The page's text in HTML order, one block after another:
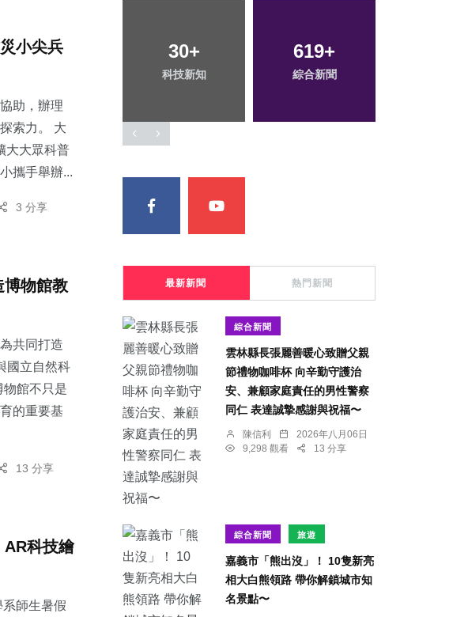
小尖兵
助，辦理
索力。 大
大大眾科普
攜手舉辦...
3 分享
博物館教
共同打造
國立自然科
館不只是
的重要基
13 分享
AR科技繪
系師生暑假
619 101+
專欄
44+
頭條
最新新聞 熱門新聞
綜合新聞
雲林縣長張麗善暖心致贈父親
節禮物咖啡杯 向辛勤守護治
安、兼顧家庭責任的男性警察
同仁 表達誠摯感謝與祝福〜
陳信利
2026年八月06日
9,298 觀看
13 分享
綜合新聞 旅遊
嘉義市「熊出沒」！ 10隻新亮
相大白熊領路 帶你解鎖城市知
名景點〜